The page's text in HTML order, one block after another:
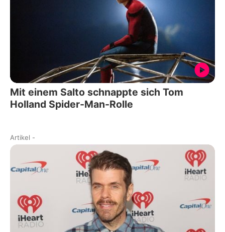
Mit einem Salto schnappte sich Tom
Holland Spider-Man-Rolle
Artikel -